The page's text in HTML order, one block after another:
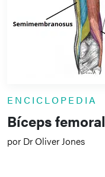
ENCICLOPEDIA
Bíceps femoral
por Dr Oliver Jones